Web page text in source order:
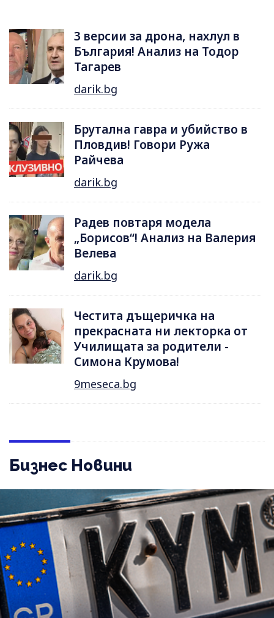
3 версии за дрона, нахлул в
България! Анализ на Тодор
Тагарев
darik.bg
Брутална гавра и убийство в
Пловдив! Говори Ружа
Райчева
darik.bg
Радев повтаря модела
„Борисов“! Анализ на Валерия
Велева
darik.bg
Честита дъщеричка на
прекрасната ни лекторка от
Училищата за родители -
Симона Крумова!
9meseca.bg
Бизнес Новини